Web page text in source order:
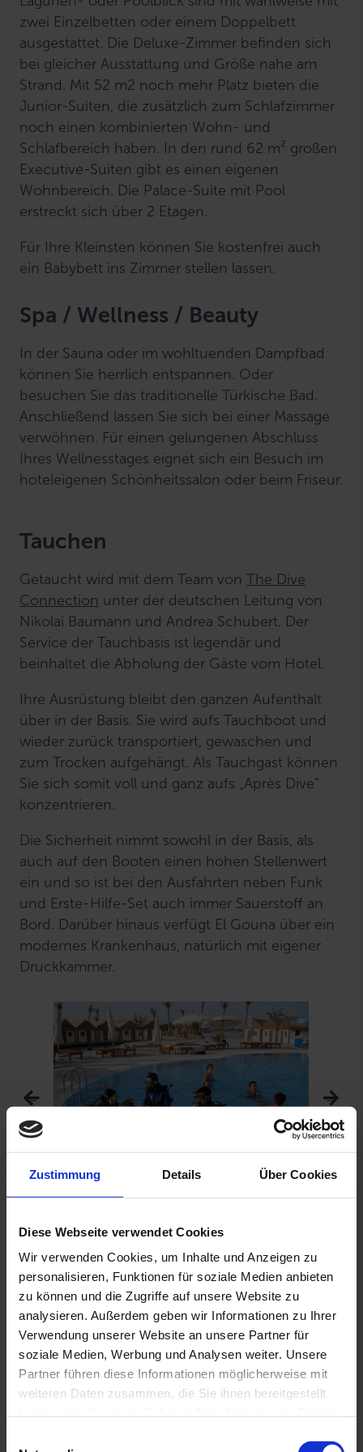
Zustimmung Details Über Cookies
Diese Webseite verwendet Cookies
Wir verwenden Cookies, um Inhalte und Anzeigen zu
personalisieren, Funktionen für soziale Medien anbieten
zu können und die Zugriffe auf unsere Website zu
analysieren. Außerdem geben wir Informationen zu Ihrer
Verwendung unserer Website an unsere Partner für
soziale Medien, Werbung und Analysen weiter. Unsere
Partner führen diese Informationen möglicherweise mit
weiteren Daten zusammen, die Sie ihnen bereitgestellt
zwei Einzelbetten oder einem Doppelbett
ausgestattet. Die Deluxe-Zimmer befinden sich
bei gleicher Ausstattung und Größe nahe am
Strand. Mit 52 m2 noch mehr Platz bieten die
Junior-Suiten, die zusätzlich zum Schlafzimmer
noch einen kombinierten Wohn- und
Schlafbereich haben. In den rund 62 m² großen
Executive-Suiten gibt es einen eigenen
Wohnbereich. Die Palace-Suite mit Pool
erstreckt sich über 2 Etagen.
Für Ihre Kleinsten können Sie kostenfrei auch
ein Babybett ins Zimmer stellen lassen.
Spa / Wellness / Beauty
In der Sauna oder im wohltuenden Dampfbad
können Sie herrlich entspannen. Oder
besuchen Sie das traditionelle Türkische Bad.
Anschließend lassen Sie sich bei einer Massage
verwöhnen. Für einen gelungenen Abschluss
Ihres Wellnesstages eignet sich ein Besuch im
hoteleigenen Schönheitssalon oder beim Friseur.
Tauchen
Getaucht wird mit dem Team vonThe Dive
Connection unter der deutschen Leitung von
Nikolai Baumann und Andrea Schubert. Der
Service der Tauchbasis ist legendär und
beinhaltet die Abholung der Gäste vom Hotel.
Ihre Ausrüstung bleibt den ganzen Aufenthalt
über in der Basis. Sie wird aufs Tauchboot und
wieder zurück transportiert, gewaschen und
zum Trocken aufgehängt. Als Tauchgast können
Sie sich somit voll und ganz aufs „Après Dive“
konzentrieren.
Die Sicherheit nimmt sowohl in der Basis, als
auch auf den Booten einen hohen Stellenwert
ein und so ist bei den Ausfahrten neben Funk
und Erste-Hilfe-Set auch immer Sauerstoff an
Bord. Darüber hinaus verfügt El Gouna über ein
modernes Krankenhaus, natürlich mit eigener
Druckkammer.
Connection
Weitere Aktivitäten
Von Golf über Tennis bis hin zu Beachvolleyball
und Fußball können Sie hier jegliche Ballsportart
ausprobieren. Gegen Gebühr: Billard, Tretboote,
Kajaks, Wasserski, Jet-Ski. Der 18-Loch-Golfplatz